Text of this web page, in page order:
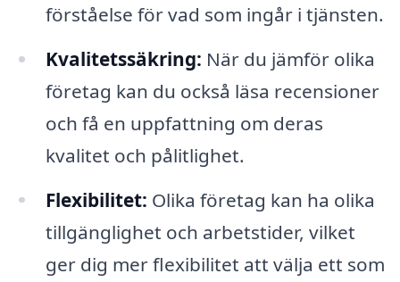
förståelse för vad som ingår i tjänsten.
Kvalitetssäkring: När du jämför olika
företag kan du också läsa recensioner
och få en uppfattning om deras
kvalitet och pålitlighet.
Flexibilitet: Olika företag kan ha olika
tillgänglighet och arbetstider, vilket
ger dig mer flexibilitet att välja ett som